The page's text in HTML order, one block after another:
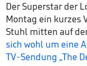
Der Superstar der
Montag ein kurzes
Stuhl mitten auf
sich wohl um eine
TV-Sendung „The